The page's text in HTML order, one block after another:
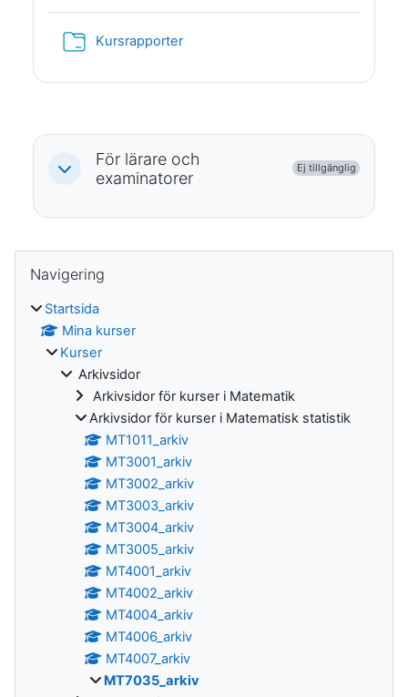
KursrapporterMapp
Fäll ihop
För lärare och
examinatorer
Ej tillgänglig
Block
Navigering
Startsida
Mina kurser
Kurser
Arkivsidor
Arkivsidor för kurser i Matematik
Arkivsidor för kurser i Matematisk statistik
MT1011_arkiv
MT3001_arkiv
MT3002_arkiv
MT3003_arkiv
MT3004_arkiv
MT3005_arkiv
MT4001_arkiv
MT4002_arkiv
MT4004_arkiv
MT4006_arkiv
MT4007_arkiv
MT7035_arkiv